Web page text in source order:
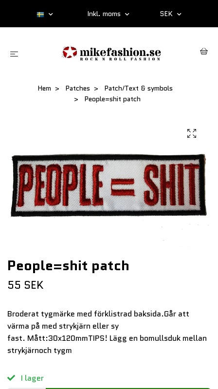
Inkl. moms SEK
Hem Patches
Patch/Text & symbols
People=shit patch
People=shit patch
55 SEK
Broderat tygmärke med förklistrad baksida.Går att
värma på med strykjärn eller sy
fast. Mått:30x120mmTIPS! Lägg en bomullsduk mellan
strykjärnoch tygm
I lager